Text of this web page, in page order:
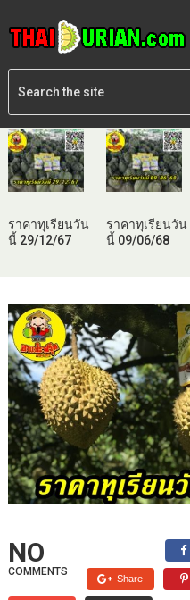
ราคาทุเรียนวัน
นี้ 29/12/67
ราคาทุเรียนวัน
นี้ 09/06/68
NO
COMMENTS
Share